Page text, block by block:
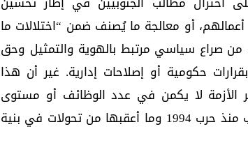
أو معالجة ما يُصنف ضمن “اختلالات ما
صراع سياسي مرتبط بالهوية والتمثيل وحق
حكومية أو إصلاحات إدارية. غير أن هذا
الأزمة لا يكمن في عدد الوظائف أو مستوى
الخدمات، بل في طبيعة العلاقة بين المركز والجنوب منذ حرب 1994 وما أعقبها من تحولات في بنية